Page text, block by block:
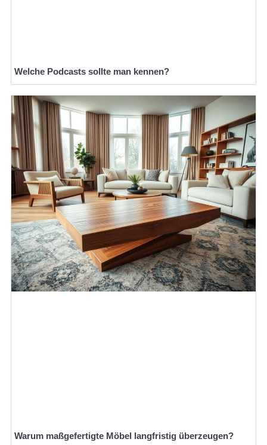
Welche Podcasts sollte man kennen?
Warum maßgefertigte Möbel langfristig überzeugen?